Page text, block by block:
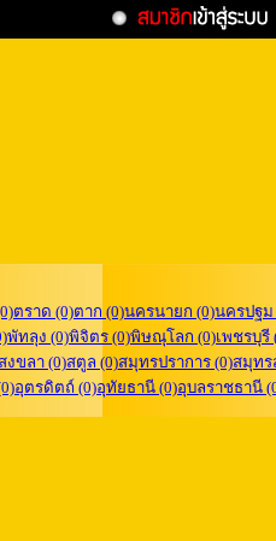
ตราด (0)ตาก (0)นครนายก (0)นครปฐม
พัทลุง (0)พิจิตร (0)พิษณุโลก (0)เพชรบุรี
งขลา (0)สตูล (0)สมุทรปราการ (0)สมุทร
อุตรดิตถ์ (0)อุทัยธานี (0)อุบลราชธานี